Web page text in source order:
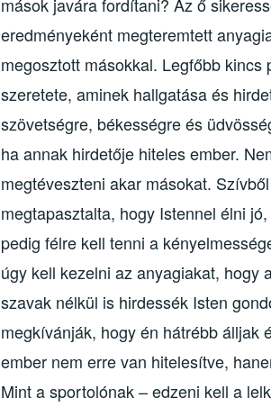
eredményeként megteremtett
megosztott másokkal. Legfőbb
szeretete, aminek hallgatása és
szövetségre, békességre és
ha annak hirdetője hiteles ember.
megtéveszteni akar másokat.
megtapasztalta, hogy Istennel élni
pedig félre kell tenni a
úgy kell kezelni az anyagiakat, hogy
szavak nélkül is hirdessék Isten
megkívánják, hogy én hátrébb álljak
ember nem erre van hitelesítve,
Mint a sportolónak – edzeni kell a